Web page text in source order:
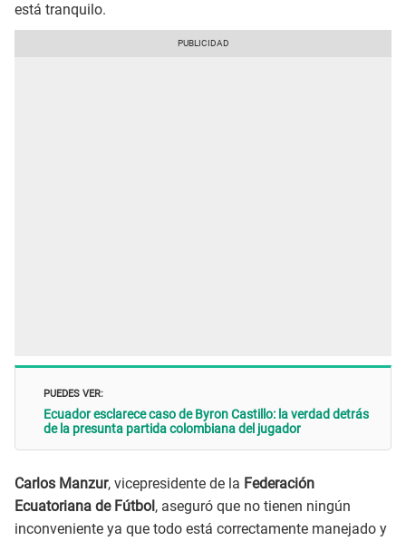
está tranquilo.
PUEDES VER:
Ecuador esclarece caso de Byron Castillo: la verdad detrás
de la presunta partida colombiana del jugador
Carlos Manzur, vicepresidente de la Federación
Ecuatoriana de Fútbol, aseguró que no tienen ningún
inconveniente ya que todo está correctamente manejado y